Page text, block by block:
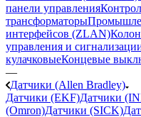
панели управления
трансформаторы
интерфейсов (ZLAN)
управления и
кулачковыеКонцевые
—
Датчики (Allen Bradley)
Датчики (EKF)Датчики
(Omron)Датчики (SICK)